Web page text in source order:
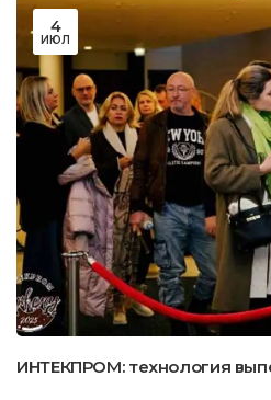
4
ИЮЛ
ИНТЕКПРОМ: технология